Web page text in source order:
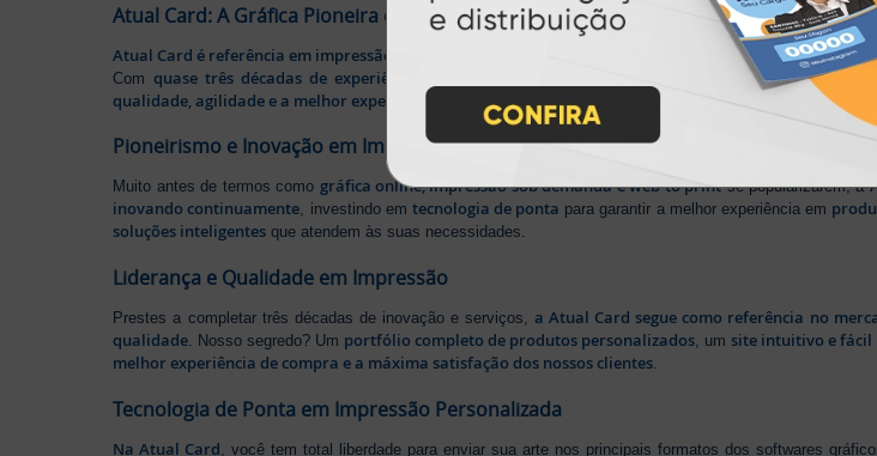
Atual Card: A Gráfica Pioneira em Personalização Online
Atual Card é referência em impressão gráfica online no Brasil , oferecendo uma ampla variedade de
Comquase três décadas de experiência impressão sob demanda
qualidade, agilidade e a melhor experiência aos nossos clientes.
Pioneirismo e Inovação em Impressão personalizada
Muito antes de termos como gráfica online, impressão sob demanda e web to printse popularizarem, a
inovando continuamente, investindo em tecnologia de ponta para garantir a melhor experiência em
soluções inteligentes que atendem às suas necessidades.
Liderança e Qualidade em Impressão
Prestes a completar três décadas de inovação e serviços,a Atual Card segue como referência no
qualidade . Nosso segredo? Um portfólio completo de produtos personalizados , um site intuitivo e fácil
melhor experiência de compra e a máxima satisfação dos nossos clientes
Tecnologia de Ponta em Impressão Personalizada
Na Atual Card , você tem total liberdade para enviar sua arte nos principais formatos dos softwares